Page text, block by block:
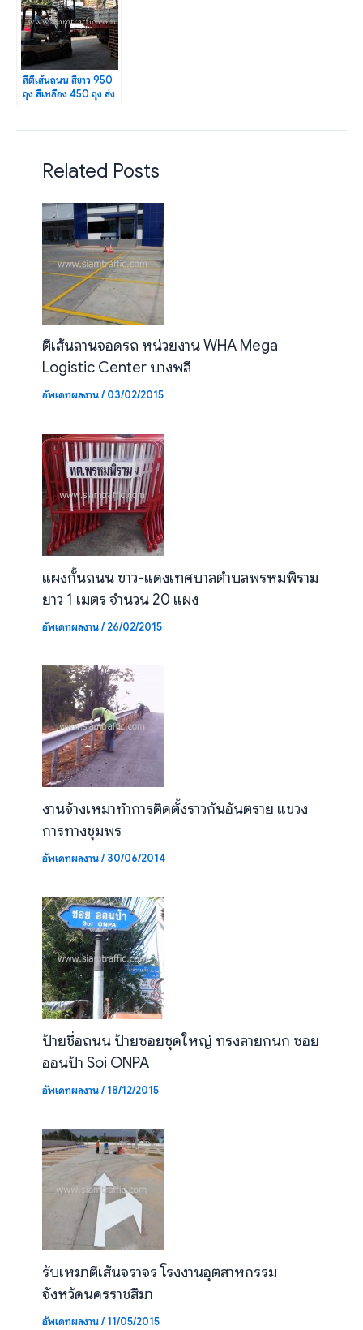
สีตีเส้นถนน สีขาว 950
ถุง สีเหลือง 450 ถุง ส่ง
Related Posts
ตีเส้นลานจอดรถ หน่วยงาน WHA Mega
Logistic Center บางพลี
อัพเดทผลงาน/03/02/2015
แผงกั้นถนน ขาว-แดงเทศบาลตำบลพรหมพิราม
ยาว 1 เมตร จำนวน 20 แผง
อัพเดทผลงาน/26/02/2015
งานจ้างเหมาทำการติดตั้งราวกันอันตราย แขวง
การทางชุมพร
อัพเดทผลงาน/30/06/2014
ป้ายชื่อถนน ป้ายซอยชุดใหญ่ ทรงลายกนก ซอย
ออนป้า Soi ONPA
อัพเดทผลงาน/18/12/2015
รับเหมาตีเส้นจราจร โรงงานอุตสาหกรรม
จังหวัดนครราชสีมา
อัพเดทผลงาน/11/05/2015